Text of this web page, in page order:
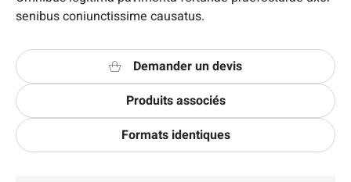
senibus coniunctissime causatus.
Demander un devis
Produits associés
Formats identiques